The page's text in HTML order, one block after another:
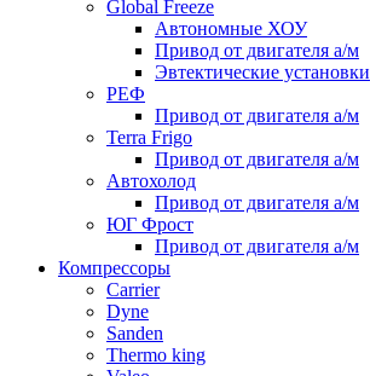
Global Freeze
Автономные ХОУ
Привод от двигателя а/м
Эвтектические установки
РЕФ
Привод от двигателя а/м
Terra Frigo
Привод от двигателя а/м
Автохолод
Привод от двигателя а/м
ЮГ Фрост
Привод от двигателя а/м
Компрессоры
Carrier
Dyne
Sanden
Thermo king